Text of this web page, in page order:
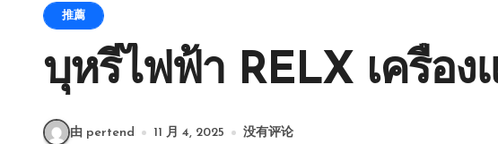
推薦
บุหรี่ไฟฟ้า RELX เครื่อง
由 pertend 11 月 4, 2025 没有评论